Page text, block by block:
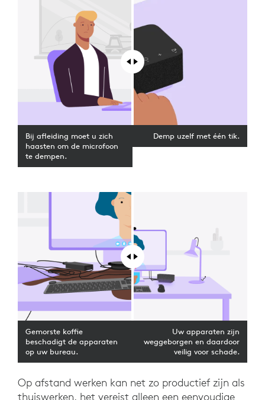
Bij afleiding moet u zich
haasten om de microfoon
te dempen.
Demp uzelf met één tik.
Gemorste koffie
beschadigt de apparaten
op uw bureau.
Uw apparaten zijn
weggeborgen en daardoor
veilig voor schade.
Op afstand werken kan net zo productief zijn als
thuiswerken, het vereist alleen een eenvoudige